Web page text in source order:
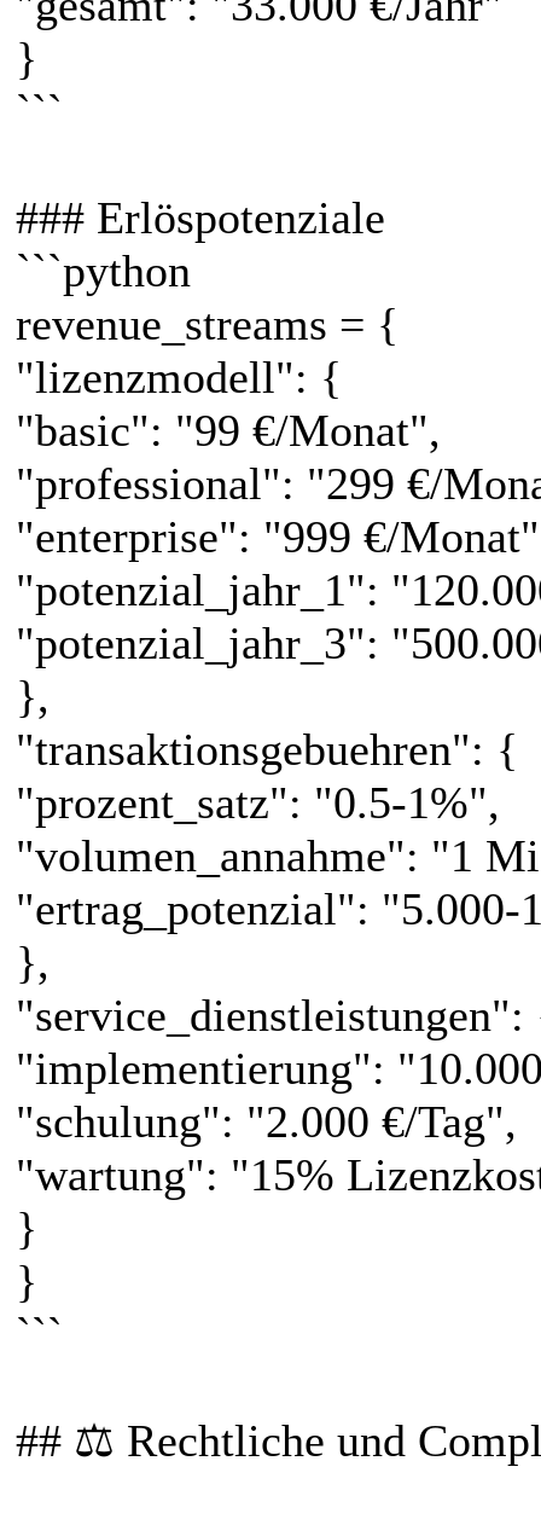
}
```
### Erlöspotenziale
```python
revenue_streams = {
"lizenzmodell": {
"basic": "99 €/Monat",
"professional": "299 €/
"enterprise": "999 €/
"potenzial_jahr_1":
"potenzial_jahr_3":
},
"transaktionsgebuehren": {
"prozent_satz": "0.5-1%",
"volumen_annahme": "1
"ertrag_potenzial": "5.000-
},
"implementierung":
"schulung": "2.000 €/Tag",
"wartung": "15%
}
}
```
## ⚖️ Rechtliche und